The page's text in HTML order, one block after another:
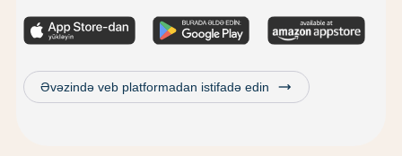
Əvəzində veb platformadan istifadə edin trending_flat